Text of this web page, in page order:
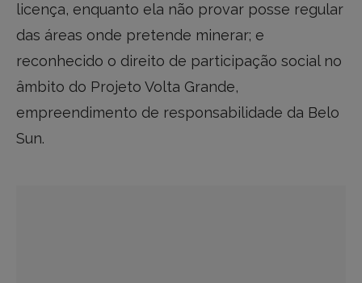
licença, enquanto ela não provar posse regular
das áreas onde pretende minerar; e
reconhecido o direito de participação social no
âmbito do Projeto Volta Grande,
empreendimento de responsabilidade da Belo
Sun.